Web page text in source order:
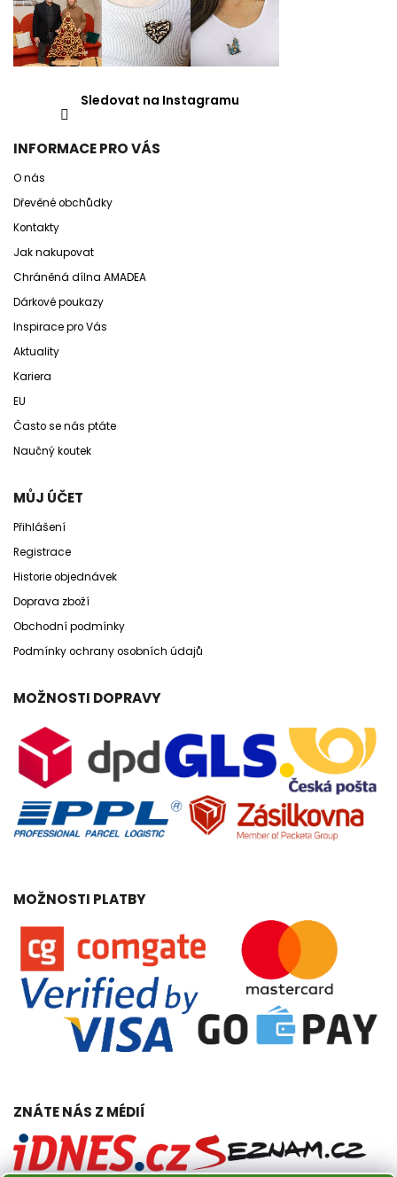
Sledovat na Instagramu
INFORMACE PRO VÁS
O nás
Dřevěné obchůdky
Kontakty
Jak nakupovat
Chráněná dílna AMADEA
Dárkové poukazy
Inspirace pro Vás
Aktuality
Kariera
EU
Často se nás ptáte
Naučný koutek
MŮJ ÚČET
Přihlášení
Registrace
Historie objednávek
Doprava zboží
Obchodní podmínky
Podmínky ochrany osobních údajů
MOŽNOSTI DOPRAVY
MOŽNOSTI PLATBY
ZNÁTE NÁS Z MÉDIÍ